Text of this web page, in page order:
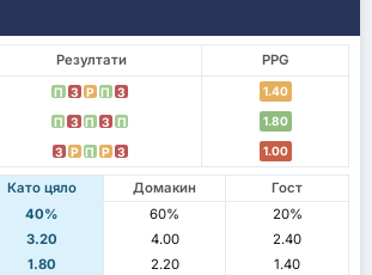
Резултати
PPG
П З P П З 1.40
П З П З П 1.80
З P П P З 1.00
Като цяло Домакин
Гост
40% 60%
20%
3.20 4.00
2.40
1.80 2.20
1.40